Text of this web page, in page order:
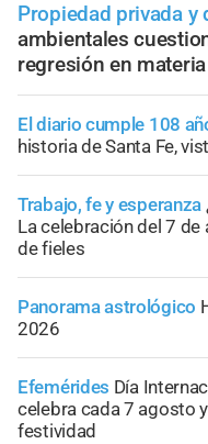
Propiedad privada y
ambientales
regresión en
El diario cumple 108
historia de Santa Fe,
Trabajo, fe y esperanza
La celebración del 7 de
de fieles
Panorama astrológico
2026
Efemérides Día
celebra cada 7 agosto
festividad